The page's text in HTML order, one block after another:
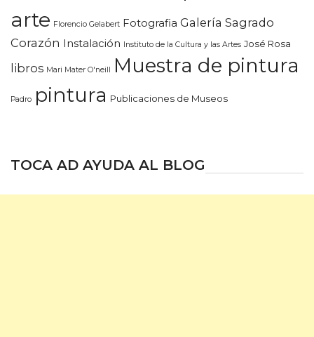
arte Florencio Gelabert Fotografia Galería Sagrado
Corazón Instalación Instituto de la Cultura y las Artes José Rosa
libros Mari Mater O'neill Muestra de pintura
Padro pintura Publicaciones de Museos
TOCA AD AYUDA AL BLOG